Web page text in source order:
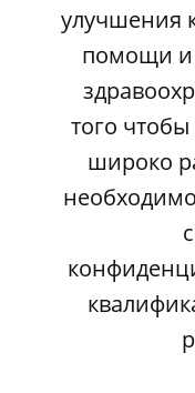
улучшения
помощи и
того чтобы
широко